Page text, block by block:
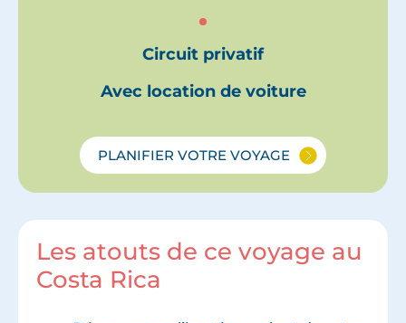
Circuit privatif
Avec location de voiture
PLANIFIER VOTRE VOYAGE
Les atouts de ce voyage au
Costa Rica